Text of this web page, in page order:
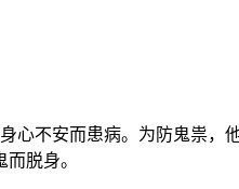
心不安而患病。为防鬼祟，
脱身。